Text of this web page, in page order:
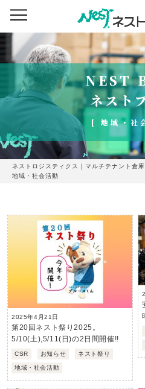
NEST
ネスト
[ 地域・社
ネストロジスティクス｜マルチテナント倉
地域・社会活動
2025年4月21日
第20回ネスト祭り2025。
5/10(土),5/11(日)の2日間開催!!
CSR お知らせ ネスト祭り
地域・社会活動